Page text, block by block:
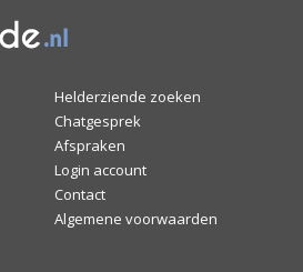
Helderziende zoeken
Chatgesprek
Afspraken
Login account
Contact
Algemene voorwaarden